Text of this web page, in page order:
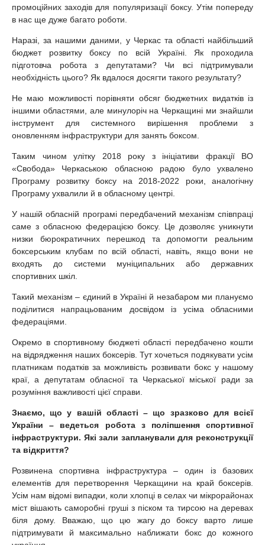
промоційних заходів для популяризації боксу. Утім попереду
в нас ще дуже багато роботи.
Наразі, за нашими даними, у Черкас та області найбільший
бюджет розвитку боксу по всій Україні. Як проходила
підготовча робота з депутатами? Чи всі підтримували
необхідність цього? Як вдалося досягти такого результату?
Не маю можливості порівняти обсяг бюджетних видатків із
іншими областями, але минулоріч на Черкащині ми знайшли
інструмент для системного вирішення проблеми з
оновленням інфраструктури для занять боксом.
Таким чином улітку 2018 року з ініціативи фракції ВО
«Свобода» Черкаською обласною радою було ухвалено
Програму розвитку боксу на 2018-2022 роки, аналогічну
Програму ухвалили й в обласному центрі.
У нашій обласній програмі передбачений механізм співпраці
саме з обласною федерацією боксу. Це дозволяє уникнути
низки бюрократичних перешкод та допомогти реальним
боксерським клубам по всій області, навіть, якщо вони не
входять до системи муніципальних або державних
спортивних шкіл.
Такий механізм – єдиний в Україні й незабаром ми плануємо
поділитися напрацьованим досвідом із усіма обласними
федераціями.
Окремо в спортивному бюджеті області передбачено кошти
на відрядження наших боксерів. Тут хочеться подякувати усім
платникам податків за можливість розвивати бокс у нашому
краї, а депутатам обласної та Черкаської міської ради за
розуміння важливості цієї справи.
Знаємо, що у вашій області – що зразково для всієї
України – ведеться робота з поліпшення спортивної
інфраструктури. Які зали запланували для реконструкції
та відкриття?
Розвинена спортивна інфраструктура – один із базових
елементів для перетворення Черкащини на край боксерів.
Усім нам відомі випадки, коли хлопці в селах чи мікрорайонах
міст вішають саморобні груші з піском та тирсою на деревах
біля дому. Вважаю, що цю жагу до боксу варто лише
підтримувати й максимально наближати бокс до кожного